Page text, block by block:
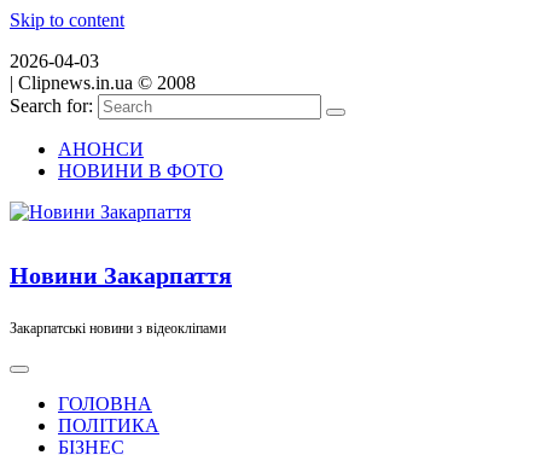
Skip to content
2026-04-03
| Clipnews.in.ua © 2008
Search for:
АНОНСИ
НОВИНИ В ФОТО
Новини Закарпаття
Закарпатські новини з відеокліпами
ГОЛОВНА
ПОЛІТИКА
БІЗНЕС